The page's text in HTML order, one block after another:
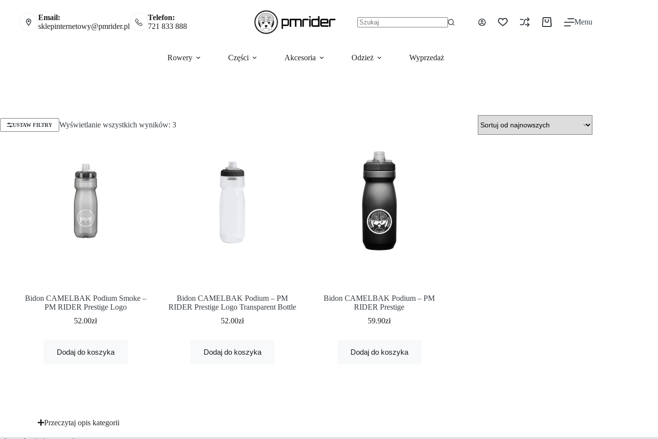
Email:
sklepinternetowy@pmrider.pl
Telefon:
721 833 888
Menu
Rowery Części Akcesoria Odzież Wyprzedaż
USTAW FILTRY Wyświetlanie wszystkich wyników: 3
Bidon CAMELBAK Podium Smoke –
PM RIDER Prestige Logo
52.00zł
Dodaj do koszyka
Bidon CAMELBAK Podium – PM
RIDER Prestige Logo Transparent Bottle
52.00zł
Dodaj do koszyka
Bidon CAMELBAK Podium – PM
RIDER Prestige
59.90zł
Dodaj do koszyka
Przeczytaj opis kategorii